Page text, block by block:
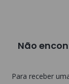
Não
Para receber